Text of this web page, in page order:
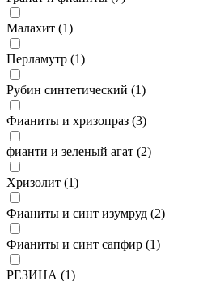
Малахит (1)
Перламутр (1)
Рубин синтетический (1)
Фианиты и хризопраз (3)
фианти и зеленый агат (2)
Хризолит (1)
Фианиты и синт изумруд (2)
Фианиты и синт сапфир (1)
РЕЗИНА (1)